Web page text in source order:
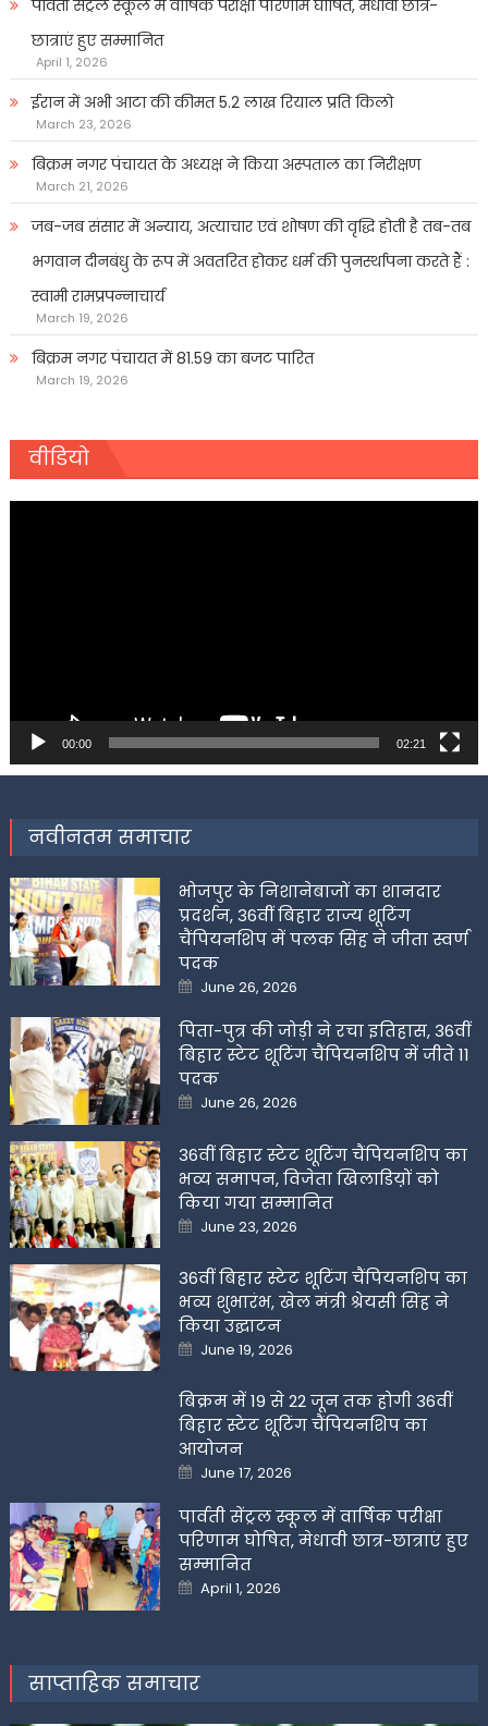
पार्वती सेंट्रल स्कूल में वार्षिक परीक्षा परिणाम घोषित, मेधावी छात्र-
छात्राएं हुए सम्मानित
April 1, 2026
ईरान में अभी आटा की कीमत 5.2 लाख रियाल प्रति किलो
March 23, 2026
बिक्रम नगर पंचायत के अध्यक्ष ने किया अस्पताल का निरीक्षण
March 21, 2026
जब-जब संसार में अन्याय, अत्याचार एवं शोषण की वृद्धि होती है तब-तब
भगवान दीनबंधु के रूप में अवतरित होकर धर्म की पुनर्स्थापना करते हैं :
स्वामी रामप्रपन्नाचार्य
March 19, 2026
बिक्रम नगर पंचायत में 81.59 का बजट पारित
March 19, 2026
वीडियो
00:00 02:21
नवीनतम समाचार
भोजपुर के निशानेबाजों का शानदार
प्रदर्शन, 36वीं बिहार राज्य शूटिंग
चैंपियनशिप में पलक सिंह ने जीता स्वर्ण
पदक
Posted
on
June 26, 2026
पिता-पुत्र की जोड़ी ने रचा इतिहास, 36वीं
बिहार स्टेट शूटिंग चैंपियनशिप में जीते 11
पदक
Posted
on
June 26, 2026
36वीं बिहार स्टेट शूटिंग चैंपियनशिप का
भव्य समापन, विजेता खिलाडिय़ों को
किया गया सम्मानित
Posted
on
June 23, 2026
36वीं बिहार स्टेट शूटिंग चैंपियनशिप का
भव्य शुभारंभ, खेल मंत्री श्रेयसी सिंह ने
किया उद्घाटन
Posted
on
June 19, 2026
बिक्रम में 19 से 22 जून तक होगी 36वीं
बिहार स्टेट शूटिंग चैंपियनशिप का
आयोजन
Posted
on
June 17, 2026
पार्वती सेंट्रल स्कूल में वार्षिक परीक्षा
परिणाम घोषित, मेधावी छात्र-छात्राएं हुए
सम्मानित
Posted
on
April 1, 2026
साप्ताहिक समाचार